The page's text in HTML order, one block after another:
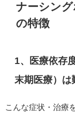
ナーシン
の特徴
1、医療依存
末期医療）は
こんな症状・治療